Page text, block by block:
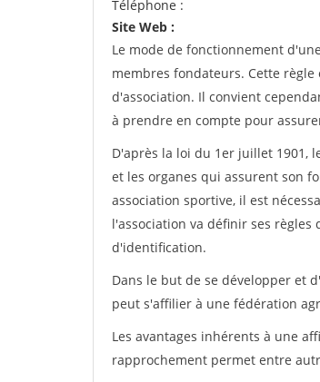
Téléphone :
Site Web :
Le mode de fonctionnement
membres fondateurs. Cette
d'association. Il convient
à prendre en compte pour
D'après la loi du 1er juillet 1901,
et les organes qui assurent son
association sportive, il est
l'association va définir ses
d'identification.
Dans le but de se développer et
peut s'affilier à une fédération
Les avantages inhérents à une
rapprochement permet entre